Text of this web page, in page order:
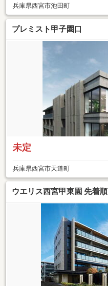
兵庫県西宮市池田町
プレミスト甲子園口
未定
兵庫県西宮市天道町
ウエリス西宮甲東園 先着順